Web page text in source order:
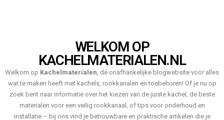
WELKOM OP
KACHELMATERIALEN.NL
Welkom op Kachelmaterialen , dé onafhankelijke blogwebsite voor alles
wat te maken heeft met kachels, rookkanalen en toebehoren! Of je nu op
zoek bent naar informatie over het kiezen van de juiste kachel, de beste
materialen voor een veilig rookkanaal, of tips voor onderhoud en
installatie – bij ons vind je betrouwbare en praktische artikelen die je